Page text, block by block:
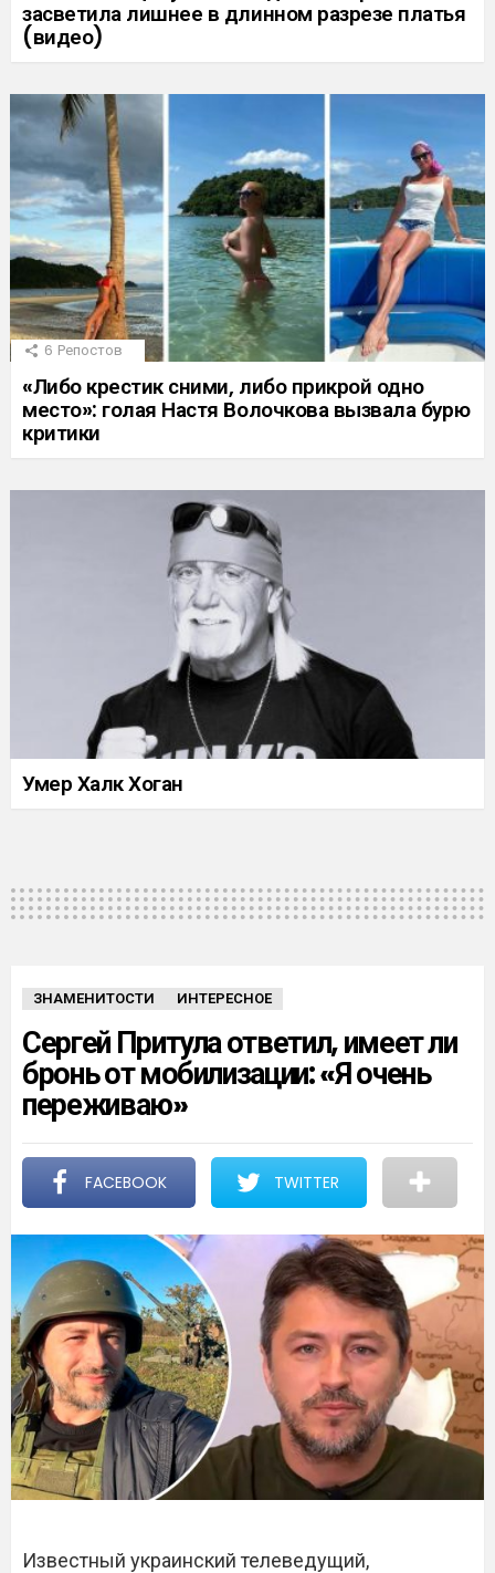
засветила лишнее в длинном разрезе платья
(видео)
6 Репостов
«Либо крестик сними, либо прикрой одно
место»: голая Настя Волочкова вызвала бурю
критики
Умер Халк Хоган
ЗНАМЕНИТОСТИ ИНТЕРЕСНОЕ
Сергей Притула ответил, имеет ли
бронь от мобилизации: «Я очень
переживаю»
FACEBOOK TWITTER
Известный украинский телеведущий,